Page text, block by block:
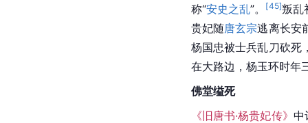
称“安史之乱”。 [45]叛乱
贵妃随唐玄宗逃离长安
杨国忠被士兵乱刀砍死
在大路边，杨玉环时年
佛堂缢死
《旧唐书·杨贵妃传》 中